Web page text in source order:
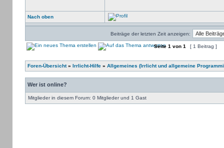
Nach oben
Beiträge der letzten Zeit anzeigen:
Seite 1 von 1 [ 1 Beitrag ]
Foren-Übersicht» Irrlicht-Hilfe» Allgemeines (Irrlicht und allgemeine
Wer ist online?
Mitglieder in diesem Forum: 0 Mitglieder und 1 Gast